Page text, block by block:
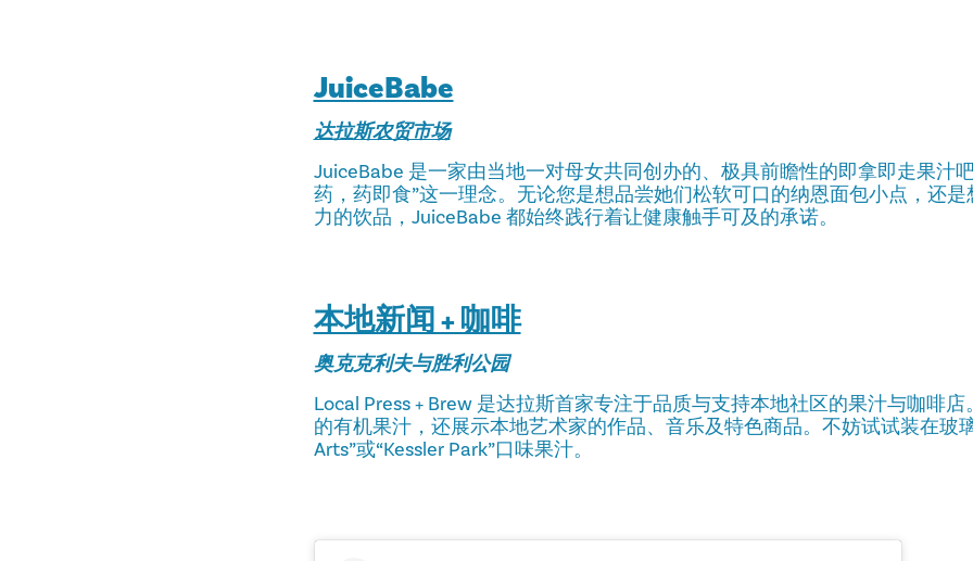
JuiceBabe
达拉斯农贸市场
JuiceBabe 是一家由当地一对母女共同创办的、极具前瞻性的即拿即走果汁
药，药即食”这一理念。无论您是想品尝她们松软可口的纳恩面包小点，还
力的饮品，JuiceBabe 都始终践行着让健康触手可及的承诺。
本地新闻 + 咖啡
奥克克利夫与胜利公园
Local Press + Brew 是达拉斯首家专注于品质与支持本地社区的果汁与咖啡
的有机果汁，还展示本地艺术家的作品、音乐及特色商品。不妨试试装在玻
Arts”或“Kessler Park”口味果汁。